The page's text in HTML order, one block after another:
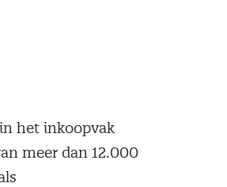
het inkoopvak
meer dan 12.000